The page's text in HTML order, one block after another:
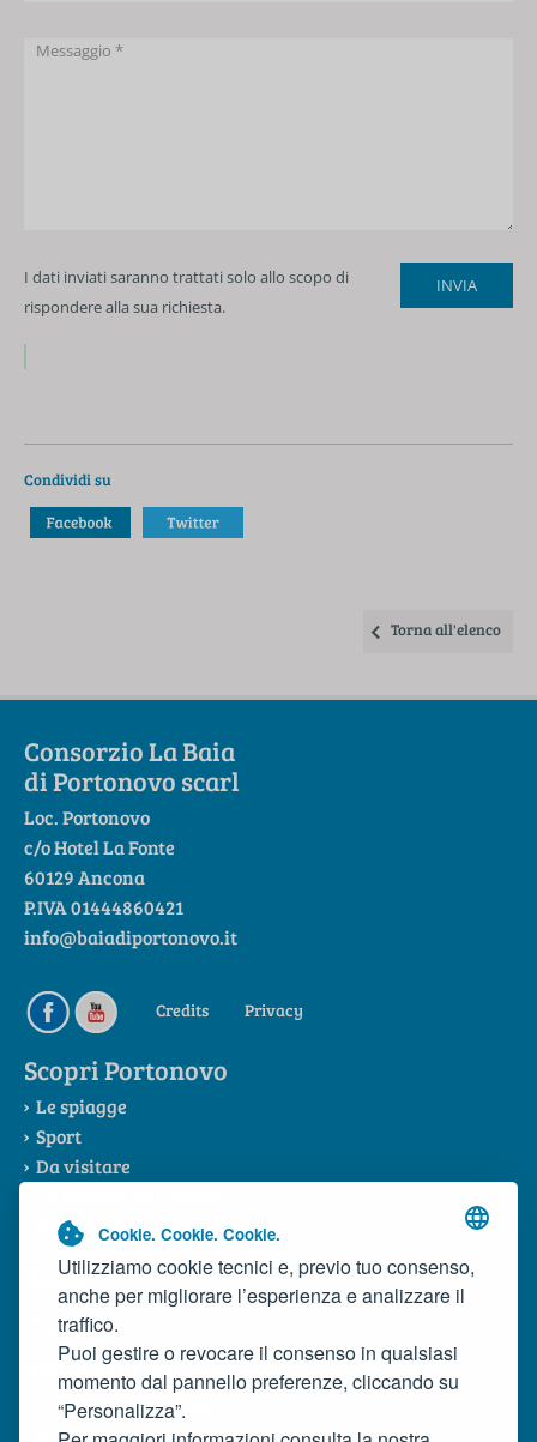
Cookie. Cookie. Cookie.
Utilizziamo cookie tecnici e, previo tuo consenso,
anche per migliorare l’esperienza e analizzare il
traffico.
Puoi gestire o revocare il consenso in qualsiasi
momento dal pannello preferenze, cliccando su
“Personalizza”.
I dati inviati saranno trattati solo allo scopo di
rispondere alla sua richiesta.
Condividi su
Torna all'elenco
Consorzio La Baia
di Portonovo scarl
Loc. Portonovo
c/o Hotel La Fonte
60129 Ancona
P.IVA 01444860421
info@baiadiportonovo.it
Credits Privacy
Scopri Portonovo
Le spiagge
Sport
Da visitare
Il Consorzio
News
Contatti
Prodotti Tipici
Le tipicità della baia
Il mosciolo